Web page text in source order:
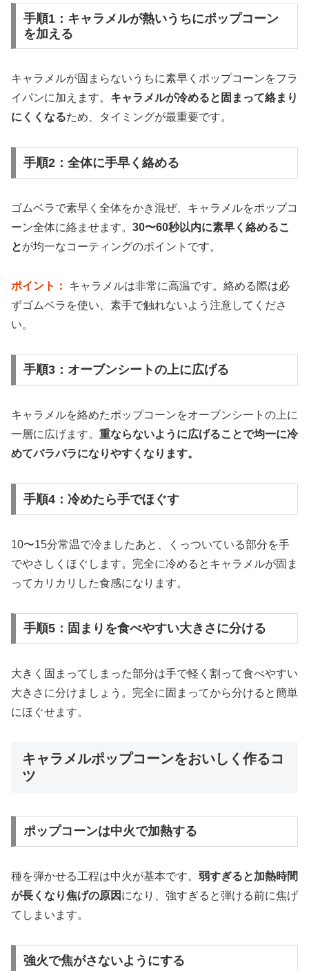
手順1：キャラメルが熱いうちにポップコーン
を加える
キャラメルが固まらないうちに素早くポップコーンをフラ
イパンに加えます。 キャラメルが冷めると固まって絡まり
にくくなるため、タイミングが最重要です。
手順2：全体に手早く絡める
ゴムベラで素早く全体をかき混ぜ、キャラメルをポップコ
ーン全体に絡ませます。 30〜60秒以内に素早く絡めるこ
とが均一なコーティングのポイントです。
ポイント：
キャラメルは非常に高温です。絡める際は必
ずゴムベラを使い、素手で触れないよう注意してくださ
い。
手順3：オーブンシートの上に広げる
キャラメルを絡めたポップコーンをオーブンシートの上に
一層に広げます。 重ならないように広げることで均一に冷
めてバラバラになりやすくなります。
手順4：冷めたら手でほぐす
10〜15分常温で冷ましたあと、くっついている部分を手
でやさしくほぐします。完全に冷めるとキャラメルが固ま
ってカリカリした食感になります。
手順5：固まりを食べやすい大きさに分ける
大きく固まってしまった部分は手で軽く割って食べやすい
大きさに分けましょう。完全に固まってから分けると簡単
にほぐせます。
キャラメルポップコーンをおいしく作るコ
ツ
ポップコーンは中火で加熱する
種を弾かせる工程は中火が基本です。 弱すぎると加熱時間
が長くなり焦げの原因 になり、強すぎると弾ける前に焦げ
てしまいます。
強火で焦がさないようにする